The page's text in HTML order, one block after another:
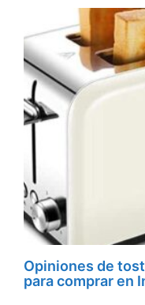
Opiniones de
para comprar en